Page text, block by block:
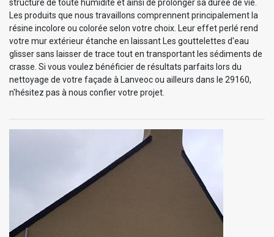
structure de toute humidité et ainsi de prolonger sa durée de vie.
Les produits que nous travaillons comprennent principalement la
résine incolore ou colorée selon votre choix. Leur effet perlé rend
votre mur extérieur étanche en laissant Les gouttelettes d'eau
glisser sans laisser de trace tout en transportant les sédiments de
crasse. Si vous voulez bénéficier de résultats parfaits lors du
nettoyage de votre façade à Lanveoc ou ailleurs dans le 29160,
n'hésitez pas à nous confier votre projet.